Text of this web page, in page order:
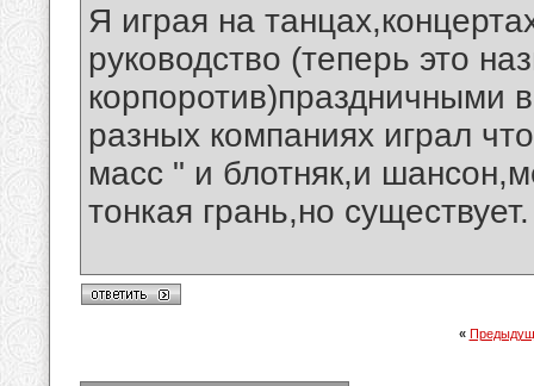
Я играя на
руководство (теперь это
корпоротив)праздничными
разных компаниях играл
масс " и блотняк,и
тонкая грань,но существует.
«